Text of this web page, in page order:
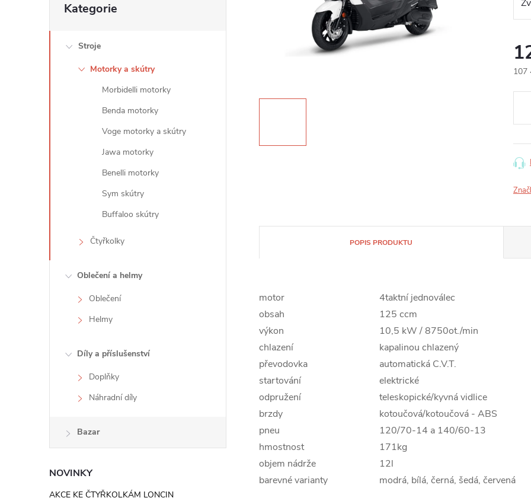
r
e
kategorie
Kategorie
Stroje
Motorky a skútry
Morbidelli motorky
Benda motorky
Voge motorky a skútry
Jawa motorky
Benelli motorky
Sym skútry
Buffaloo skútry
Čtyřkolky
Oblečení a helmy
Oblečení
Helmy
Díly a příslušenství
Doplňky
Náhradní díly
Bazar
NOVINKY
AKCE KE ČTYŘKOLKÁM LONCIN
107
POPIS PRODUKTU
motor
4taktní jednoválec
obsah
125 ccm
výkon
10,5 kW / 8750ot./min
chlazení
kapalinou chlazený
převodovka
automatická C.V.T.
startování
elektrické
odpružení
teleskopické/kyvná vidlice
brzdy
kotoučová/kotoučová - ABS
pneu
120/70-14 a 140/60-13
hmostnost
171kg
objem nádrže
12l
barevné varianty
modrá, bílá, černá, šedá, červená